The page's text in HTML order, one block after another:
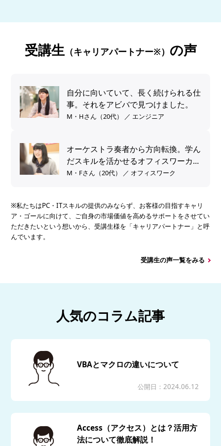
受講生（キャリアパートナー※） の声
自分に向いていて、長く続けられる仕
事。それをアビバで見つけました。
M・Hさん（20代） ／ エンジニア
オーケストラ奏者から方向転換。学ん
だスキルを活かせるオフィスワーカー
へ。
M・Fさん（20代） ／ オフィスワーク
※私たちはPC・ITスキルの提供のみならず、お客様の目指すキャリ
ア・ゴールに向けて、ご自身の市場価値を高めるサポートをさせてい
ただきたいという想いから、受講生様を「キャリアパートナー」と呼
んでいます。
受講生の声一覧をみる
人気のコラム記事
VBAとマクロの違いについて
公開日：2024.06.12
Access（アクセス）とは？活用方
法について徹底解説！